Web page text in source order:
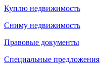
Куплю недвижимость
Сниму недвижимость
Правовые документы
Специальные предложения